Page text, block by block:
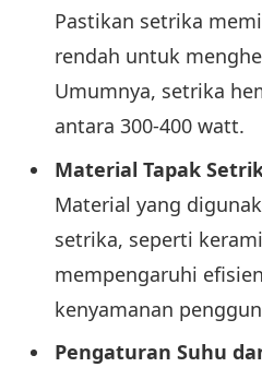
Pastikan setrika
rendah untuk
Umumnya, setrika
antara 300-400 watt.
Material Tapak
Material yang
setrika, seperti
mempengaruhi
kenyamanan
Pengaturan Suhu